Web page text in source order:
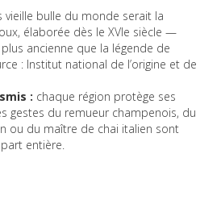
vieille bulle du monde serait la
élaborée dès le XVIe siècle —
ancienne que la légende de
: Institut national de l’origine et de
: chaque région protège ses
gestes du remueur champenois, du
ou du maître de chai italien sont
entière.